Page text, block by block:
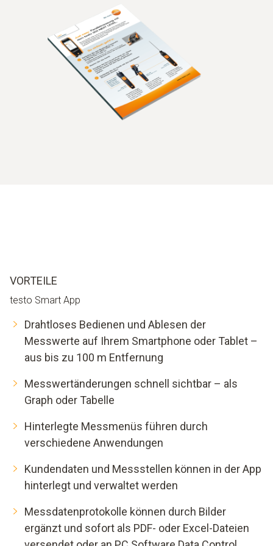
VORTEILE
testo Smart App
Drahtloses Bedienen und Ablesen der
Messwerte auf Ihrem Smartphone oder Tablet –
aus bis zu 100 m Entfernung
Messwertänderungen schnell sichtbar – als
Graph oder Tabelle
Hinterlegte Messmenüs führen durch
verschiedene Anwendungen
Kundendaten und Messstellen können in der App
hinterlegt und verwaltet werden
Messdatenprotokolle können durch Bilder
ergänzt und sofort als PDF- oder Excel-Dateien